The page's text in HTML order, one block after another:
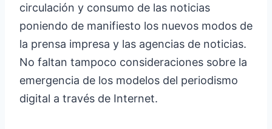
circulación y consumo de las noticias
poniendo de manifiesto los nuevos modos de
la prensa impresa y las agencias de noticias.
No faltan tampoco consideraciones sobre la
emergencia de los modelos del periodismo
digital a través de Internet.